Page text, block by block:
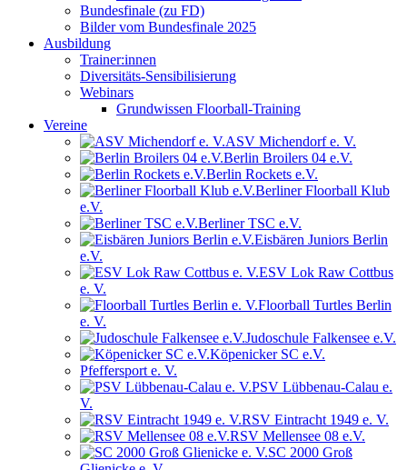
Bundesfinale (zu FD)
Bilder vom Bundesfinale 2025
Ausbildung
Trainer:innen
Diversitäts-Sensibilisierung
Webinars
Grundwissen Floorball-Training
Vereine
ASV Michendorf e. V.
Berlin Broilers 04 e.V.
Berlin Rockets e.V.
Berliner Floorball Klub
e.V.
Berliner TSC e.V.
Eisbären Juniors Berlin
e.V.
ESV Lok Raw Cottbus
e. V.
Floorball Turtles Berlin
e. V.
Judoschule Falkensee e.V.
Köpenicker SC e.V.
Pfeffersport e. V.
PSV Lübbenau-Calau e.
V.
RSV Eintracht 1949 e. V.
RSV Mellensee 08 e.V.
SC 2000 Groß